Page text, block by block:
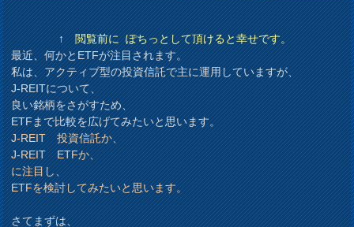
↑ 閲覧前に ぽちっとして頂けると幸せです。
最近、何かとETFが注目されます。
私は、アクティブ型の投資信託で主に運用していますが、
J-REITについて、
良い銘柄をさがすため、
ETFまで比較を広げてみたいと思います。
J-REIT 投資信託か、
J-REIT ETFか、
に注目し、
ETFを検討してみたいと思います。
さてまずは、